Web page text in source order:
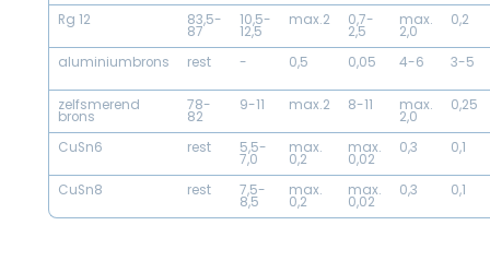
Rg 12 83,5-
87
10,5-
12,5
max.2 0,7-
2,5
max.
2,0
0,2
aluminiumbrons rest - 0,5 0,05 4-6 3-5
zelfsmerend
brons
78-
82
9-11 max.2 8-11 max.
2,0
0,25
CuSn6 rest 5,5-
7,0
max.
0,2
max.
0,02
0,3 0,1
CuSn8 rest 7,5-
8,5
max.
0,2
max.
0,02
0,3 0,1